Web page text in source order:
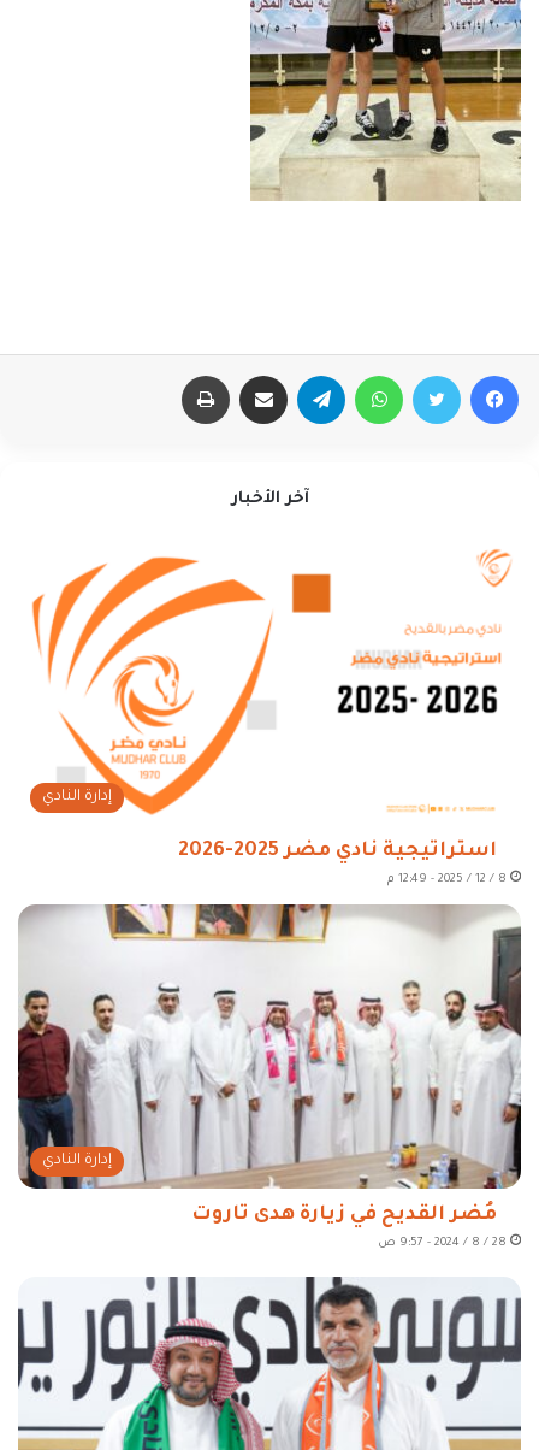
فيسبوك تويتر واتساب تيلقرام مشاركة عبر البريد
آخر الأخبار
إدارة النادي
استراتيجية نادي مضر 2025-2026
8 / 12 / 2025 - 12:49 م
إدارة النادي
مُضر القديح في زيارة هدى تاروت
28 / 8 / 2024 - 9:57 ص